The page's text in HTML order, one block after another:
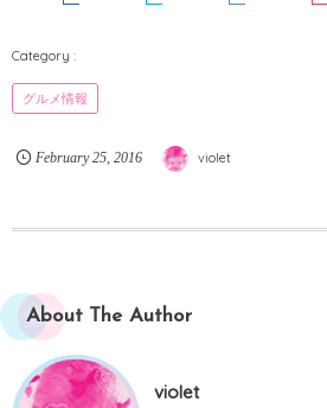
グルメ情報
February 25, 2016 violet
About The Author
violet